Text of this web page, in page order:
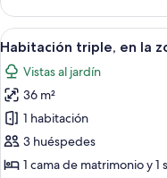
triple
(Spa
access)
Abrir
todas
las
fotos
de
Habitación
triple,
12
Habitación triple, en la
Vistas al jardín
36 m²
1 habitación
3 huéspedes
1 cama de matrimonio y 1